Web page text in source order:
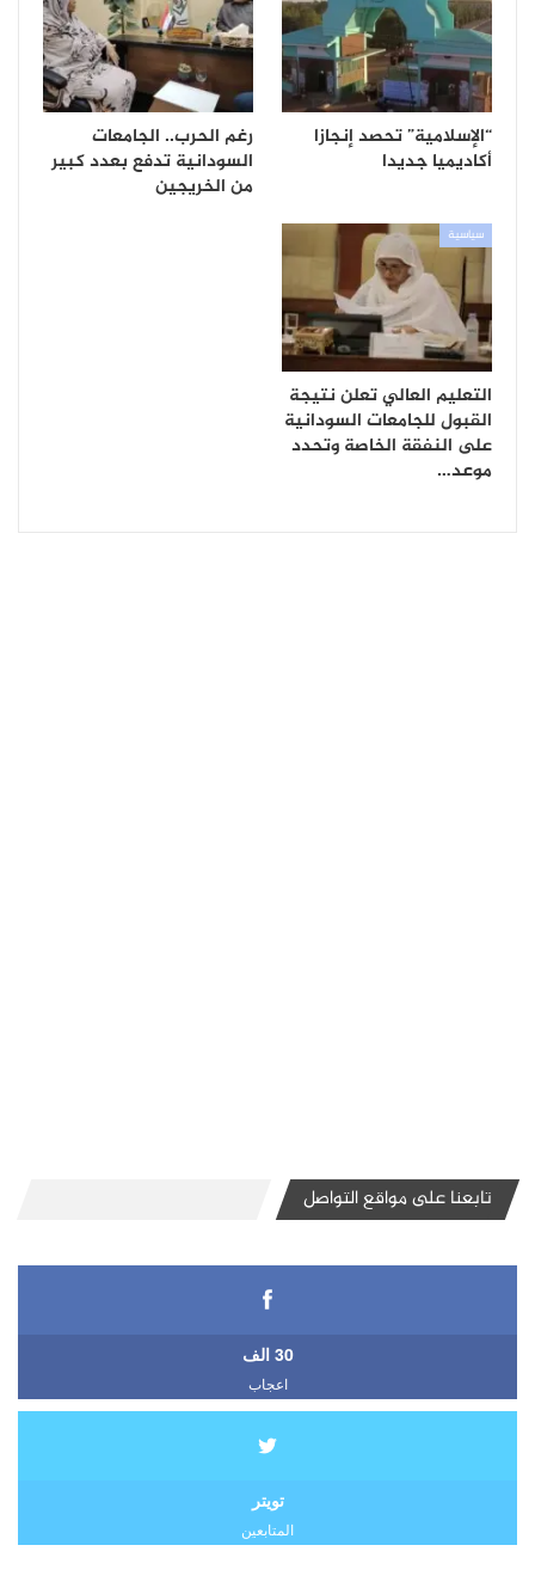
“الإسلامية” تحصد إنجازا
أكاديميا جديدا
رغم الحرب.. الجامعات
السودانية تدفع بعدد كبير
من الخريجين
سياسية
التعليم العالي تعلن نتيجة
القبول للجامعات السودانية
على النفقة الخاصة وتحدد
موعد…
تابعنا على مواقع التواصل
30 الف
اعجاب
تويتر
المتابعين